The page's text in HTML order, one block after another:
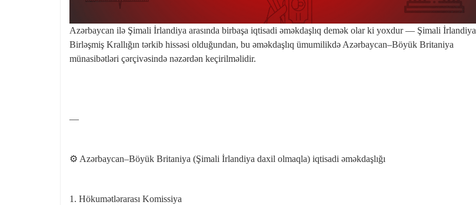
Azərbaycan ilə Şimali İrlandiya arasında birbaşa iqtisadi əməkdaşlıq demək olar ki yoxdur — Şimali İrlandiya
Birləşmiş Krallığın tərkib hissəsi olduğundan, bu əməkdaşlıq ümumilikdə Azərbaycan–Böyük Britaniya
münasibətləri çərçivəsində nəzərdən keçirilməlidir.
—
⚙️ Azərbaycan–Böyük Britaniya (Şimali İrlandiya daxil olmaqla) iqtisadi əməkdaşlığı
1. Hökumətlərarası Komissiya